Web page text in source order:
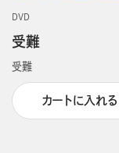
DVD
受難
受難
カートに入れる